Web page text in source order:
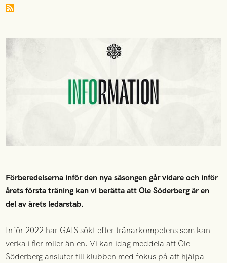
Förberedelserna inför den nya säsongen går vidare och inför
årets första träning kan vi berätta att Ole Söderberg är en
del av årets ledarstab.
Inför 2022 har GAIS sökt efter tränarkompetens som kan
verka i fler roller än en. Vi kan idag meddela att Ole
Söderberg ansluter till klubben med fokus på att hjälpa